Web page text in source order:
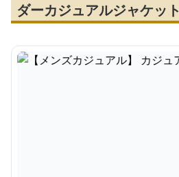
ダーカジュアルジャケット